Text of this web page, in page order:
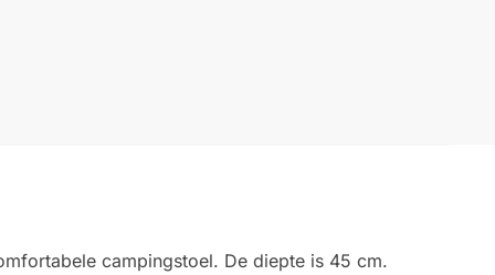
campingstoel. De diepte is 45 cm.